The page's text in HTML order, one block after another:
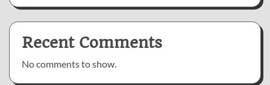
Recent Comments
No comments to show.